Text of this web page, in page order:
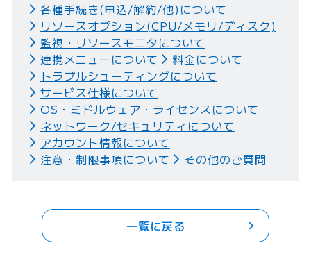
各種手続き(申込/解約/他)について
リソースオプション(CPU/メモリ/ディスク)
監視・リソースモニタについて
連携メニューについて
料金について
トラブルシューティングについて
サービス仕様について
OS・ミドルウェア・ライセンスについて
ネットワーク/セキュリティについて
アカウント情報について
注意・制限事項について
その他のご質問
一覧に戻る